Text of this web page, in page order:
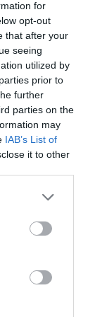
for
opt-out
that after your
seeing
utilized by
prior to
further
parties on the
may
IAB’s List of
it to other
more Google
may click to
tags to
Google
–számol